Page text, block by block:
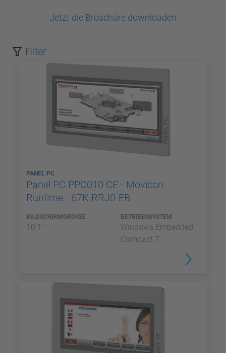
Jetzt die Broschüre downloaden
Filter
PANEL PC
Panel PC PPC010 CE - Movicon
Runtime - 67K-RRJ0-EB
BILDSCHIRMGRÖSSE
10,1 "
BETRIEBSSYSTEM
Windows Embedded
Compact 7